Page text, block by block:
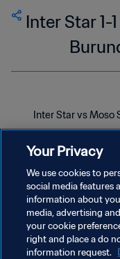
Inter Star 1-
Inter Star vs Moso
Your Privacy
We use cookies to
social media features
information about
media, advertising
your cookie
right and place a do
information request.